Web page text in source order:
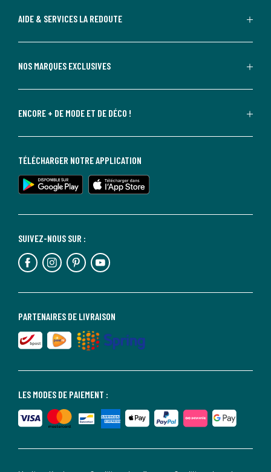
AIDE & SERVICES LA REDOUTE
NOS MARQUES EXCLUSIVES
ENCORE + DE MODE ET DE DÉCO !
LES MODES DE PAIEMENT :
PARTENAIRES DE LIVRAISON
SUIVEZ-NOUS SUR :
TÉLÉCHARGER NOTRE APPLICATION